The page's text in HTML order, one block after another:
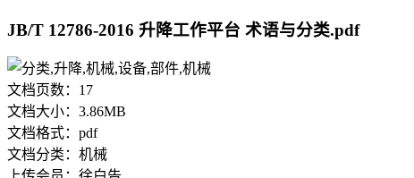
JB/T 12786-2016 升降工作平台 术语与分类.pdf
文档页数： 17
文档大小： 3.86MB
文档格式： pdf
文档分类： 机械